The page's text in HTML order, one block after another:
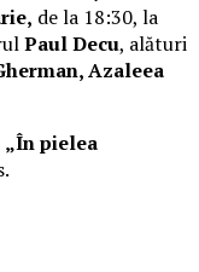
de la 18:30, la
Paul Decu, alături
Azaleea
„În pielea